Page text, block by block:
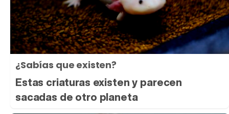
¿Sabías que existen?
Estas criaturas existen y parecen
sacadas de otro planeta